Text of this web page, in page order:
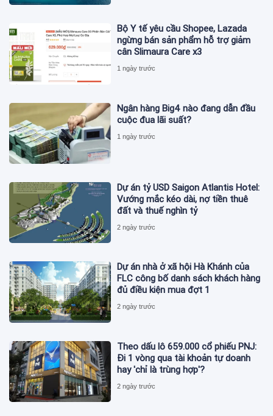
Bộ Y tế yêu cầu Shopee, Lazada
ngừng bán sản phẩm hỗ trợ giảm
cân Slimaura Care x3
1 ngày trước
Ngân hàng Big4 nào đang dẫn đầu
cuộc đua lãi suất?
1 ngày trước
Dự án tỷ USD Saigon Atlantis Hotel:
Vướng mắc kéo dài, nợ tiền thuê
đất và thuế nghìn tỷ
2 ngày trước
Dự án nhà ở xã hội Hà Khánh của
FLC công bố danh sách khách hàng
đủ điều kiện mua đợt 1
2 ngày trước
Theo dấu lô 659.000 cổ phiếu PNJ:
Đi 1 vòng qua tài khoản tự doanh
hay 'chỉ là trùng hợp'?
2 ngày trước